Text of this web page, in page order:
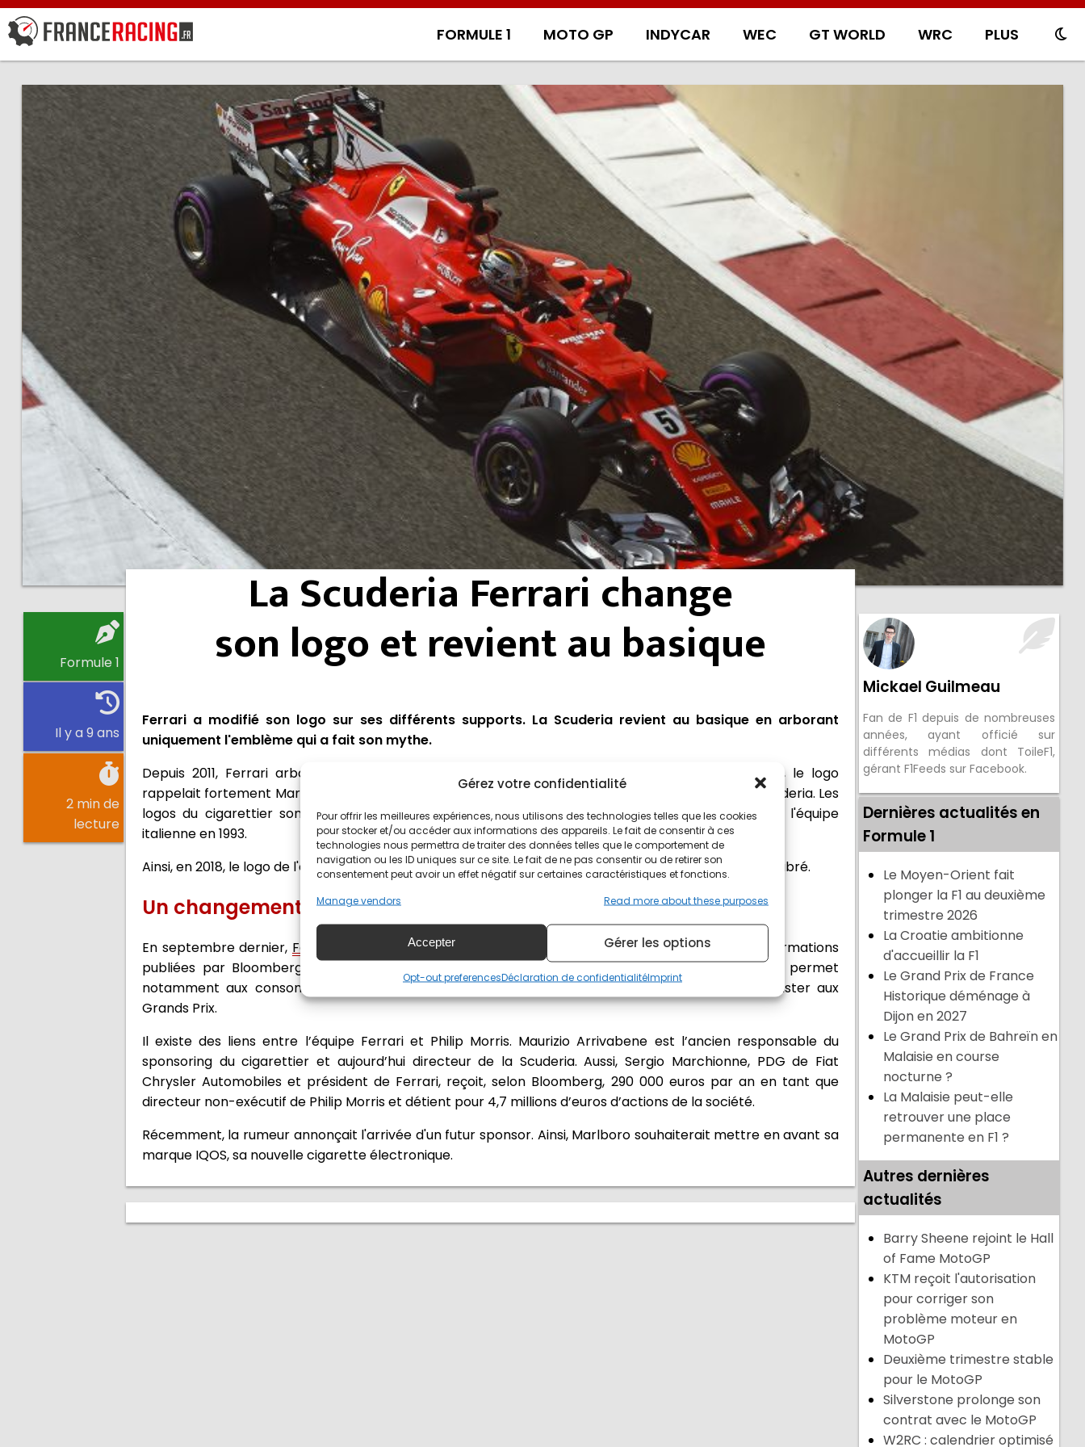
Gérez votre confidentialité
Pour offrir les meilleures expériences, nous utilisons des technologies telles que les cookies
pour stocker et/ou accéder aux informations des appareils. Le fait de consentir à ces
technologies nous permettra de traiter des données telles que le comportement de
navigation ou les ID uniques sur ce site. Le fait de ne pas consentir ou de retirer son
consentement peut avoir un effet négatif sur certaines caractéristiques et fonctions.
Manage vendors
Read more about these purposes
Accepter Gérer les options
Opt-out preferencesDéclaration de confidentialitéImprint
FORMULE 1 MOTO GP INDYCAR WEC GT WORLD WRC PLUS
Formule 1
Il y a 9 ans
2 min de
lecture
La Scuderia Ferrari change
son logo et revient au basique
Ferrari a modifié son logo sur ses différents supports. La Scuderia revient au basique en arborant
uniquement l'emblème qui a fait son mythe.
Depuis 2011, Ferrari arborait un logo suggérant fortement
son partenaire depuis 1973
. En effet, le logo
rappelait fortement Marlboro, aperçu d'abord sur les casques et combinaisons des pilotes de la Scuderia. Les
logos du cigarettier sont visibles sur la voiture dès 1984 avant de devenir sponsor principal de l'équipe
italienne en 1993.
Ainsi, en 2018, le logo de l'équipe F1 de Ferrari va changer. L'équipe reprend l'écusson avec le cheval cabré.
Un changement pour annoncer un futur partenariat ?
En septembre dernier, Ferrari et Marlboro prolongent leur accord sur le long terme. Selon les informations
publiées par Bloomberg en 2015, Le contrat signé est estimé à 140 millions d’euros par an et permet
notamment aux consommateurs et aux partenaires d’affaires de visiter l’usine Ferrari et d’assister aux
Grands Prix.
Il existe des liens entre l’équipe Ferrari et Philip Morris. Maurizio Arrivabene est l’ancien responsable du
sponsoring du cigarettier et aujourd’hui directeur de la Scuderia. Aussi, Sergio Marchionne, PDG de Fiat
Chrysler Automobiles et président de Ferrari, reçoit, selon Bloomberg, 290 000 euros par an en tant que
directeur non-exécutif de Philip Morris et détient pour 4,7 millions d’euros d’actions de la société.
Récemment, la rumeur annonçait l'arrivée d'un futur sponsor. Ainsi, Marlboro souhaiterait mettre en avant sa
marque IQOS, sa nouvelle cigarette électronique.
Mickael Guilmeau
Fan de F1 depuis de nombreuses
années, ayant officié sur
différents médias dont ToileF1,
gérant F1Feeds sur Facebook.
Dernières actualités en
Formule 1
Le Moyen-Orient fait
plonger la F1 au deuxième
trimestre 2026
La Croatie ambitionne
d'accueillir la F1
Le Grand Prix de France
Historique déménage à
Dijon en 2027
Le Grand Prix de Bahreïn en
Malaisie en course
nocturne ?
La Malaisie peut-elle
retrouver une place
permanente en F1 ?
Autres dernières
actualités
Barry Sheene rejoint le Hall
of Fame MotoGP
KTM reçoit l'autorisation
pour corriger son
problème moteur en
MotoGP
Deuxième trimestre stable
pour le MotoGP
Silverstone prolonge son
contrat avec le MotoGP
W2RC : calendrier optimisé